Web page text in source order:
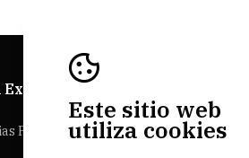
Este sitio web
utiliza cookies
Personalizadas